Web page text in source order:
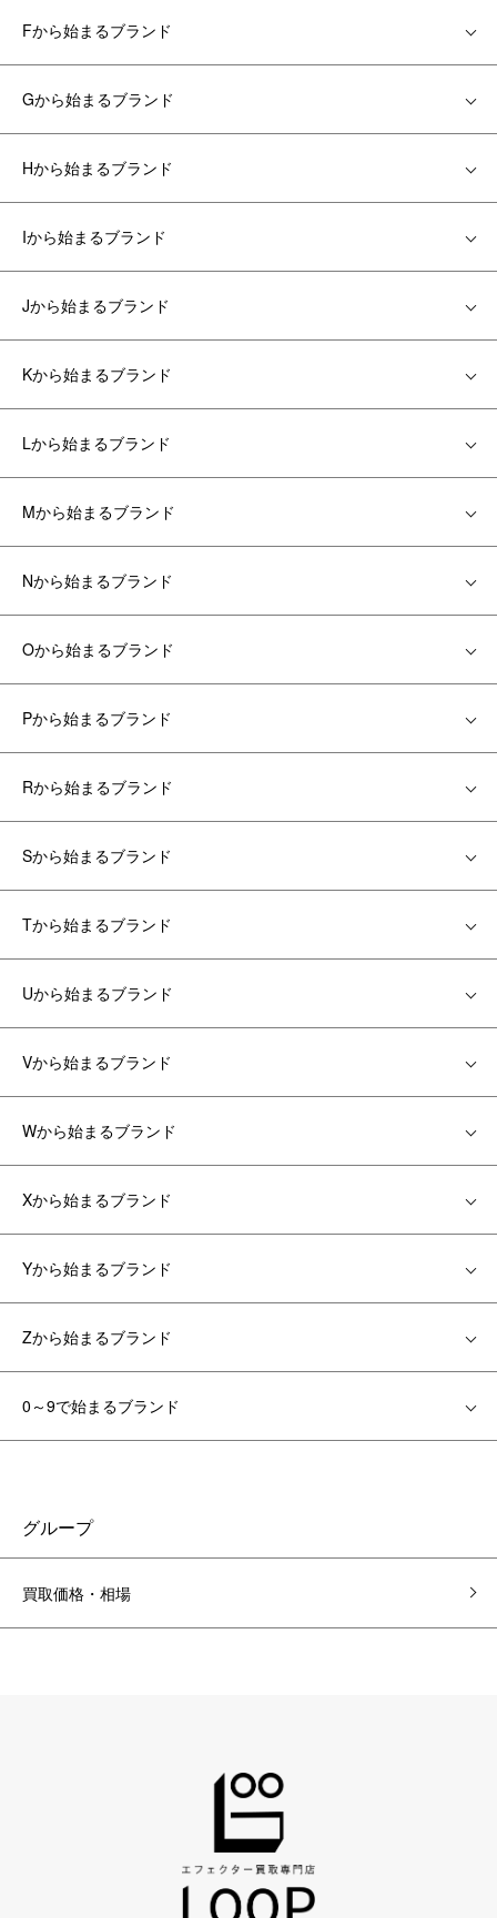
Fから始まるブランド
Gから始まるブランド
Hから始まるブランド
Iから始まるブランド
Jから始まるブランド
Kから始まるブランド
Lから始まるブランド
Mから始まるブランド
Nから始まるブランド
Oから始まるブランド
Pから始まるブランド
Rから始まるブランド
Sから始まるブランド
Tから始まるブランド
Uから始まるブランド
Vから始まるブランド
Wから始まるブランド
Xから始まるブランド
Yから始まるブランド
Zから始まるブランド
0～9で始まるブランド
グループ
買取価格・相場